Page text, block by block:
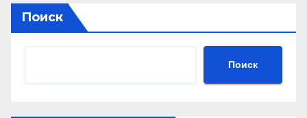
Поиск
Поиск